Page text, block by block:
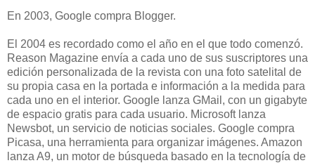
En 2003, Google compra Blogger.
El 2004 es recordado como el año en el que todo comenzó.
Reason Magazine envía a cada uno de sus suscriptores una
edición personalizada de la revista con una foto satelital de
su propia casa en la portada e información a la medida para
cada uno en el interior. Google lanza GMail, con un gigabyte
de espacio gratis para cada usuario. Microsoft lanza
Newsbot, un servicio de noticias sociales. Google compra
Picasa, una herramienta para organizar imágenes. Amazon
lanza A9, un motor de búsqueda basado en la tecnología de